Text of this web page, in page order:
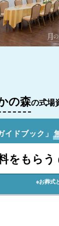
の森の式場
イドブック」
をもらう
※お葬式